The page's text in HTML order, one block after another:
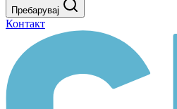
Пребарувај
Контакт